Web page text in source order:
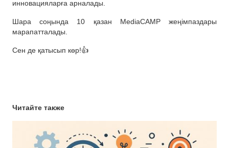
инновацияларға арналады.
Шара соңында 10 қазан MediaCAMP жеңімпаздары
марапатталады.
Сен де қатысып көр!👍
Читайте также